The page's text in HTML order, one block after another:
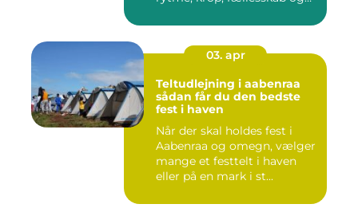
03. apr
Teltudlejning i aabenraa
sådan får du den bedste
fest i haven
Når der skal holdes fest i
Aabenraa og omegn, vælger
mange et festtelt i haven
eller på en mark i st...